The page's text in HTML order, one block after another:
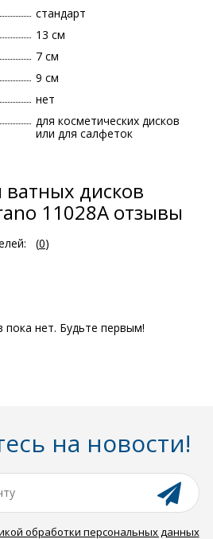
стандарт
13 см
7 см
9 см
нет
для косметических дисков
или для салфеток
дисков
11028A отзывы
(0)
нет. Будьте первым!
на новости!
обработки персональных данных